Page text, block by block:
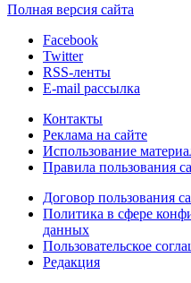
Полная версия сайта
Facebook
Twitter
RSS-ленты
E-mail рассылка
Контакты
Реклама на сайте
Использование
Правила пользования
Договор пользования
Политика в сфере
данных
Пользовательское
Редакция